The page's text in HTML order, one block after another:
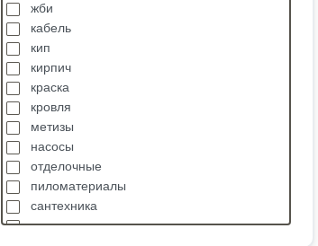
жби
кабель
кип
кирпич
краска
кровля
метизы
насосы
отделочные
пиломатериалы
сантехника
спецодежда